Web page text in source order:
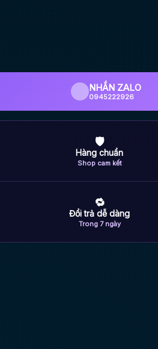
NHẮN ZALO
0945222926
🛡
Hàng chuẩn
Shop cam kết
🔁
Đổi trả dễ dàng
Trong 7 ngày